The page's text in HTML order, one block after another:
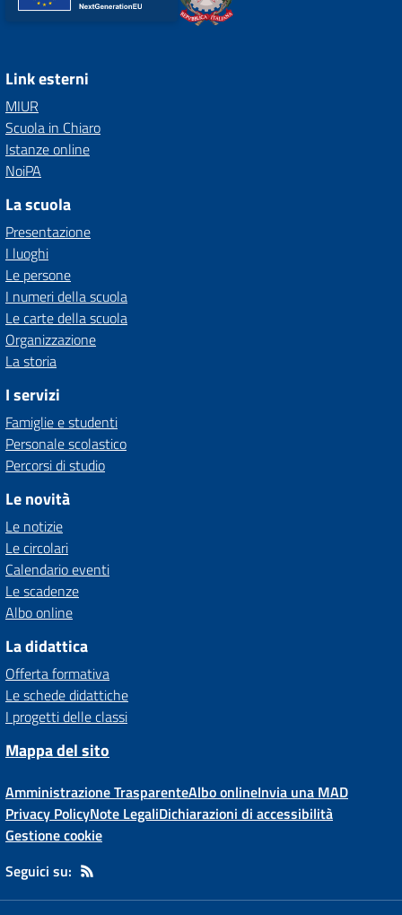
Link esterni
MIUR
Scuola in Chiaro
Istanze online
NoiPA
La scuola
Presentazione
I luoghi
Le persone
I numeri della scuola
Le carte della scuola
Organizzazione
La storia
I servizi
Famiglie e studenti
Personale scolastico
Percorsi di studio
Le novità
Le notizie
Le circolari
Calendario eventi
Le scadenze
Albo online
La didattica
Offerta formativa
Le schede didattiche
I progetti delle classi
Mappa del sito
Amministrazione TrasparenteAlbo onlineInvia una MAD
Privacy PolicyNote LegaliDichiarazioni di accessibilità
Gestione cookie
Seguici su: